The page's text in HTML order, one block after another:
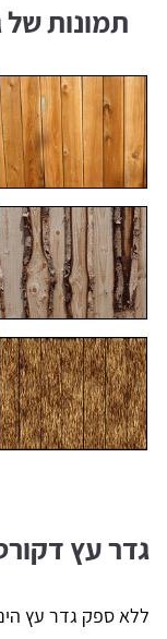
תמונות של
גדר עץ
ללא ספק גדר עץ